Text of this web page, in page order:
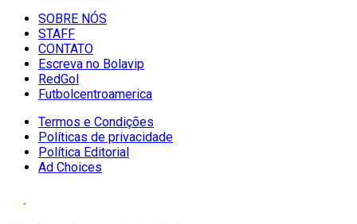
SOBRE NÓS
STAFF
CONTATO
Escreva no Bolavip
RedGol
Futbolcentroamerica
Termos e Condições
Políticas de privacidade
Política Editorial
Ad Choices